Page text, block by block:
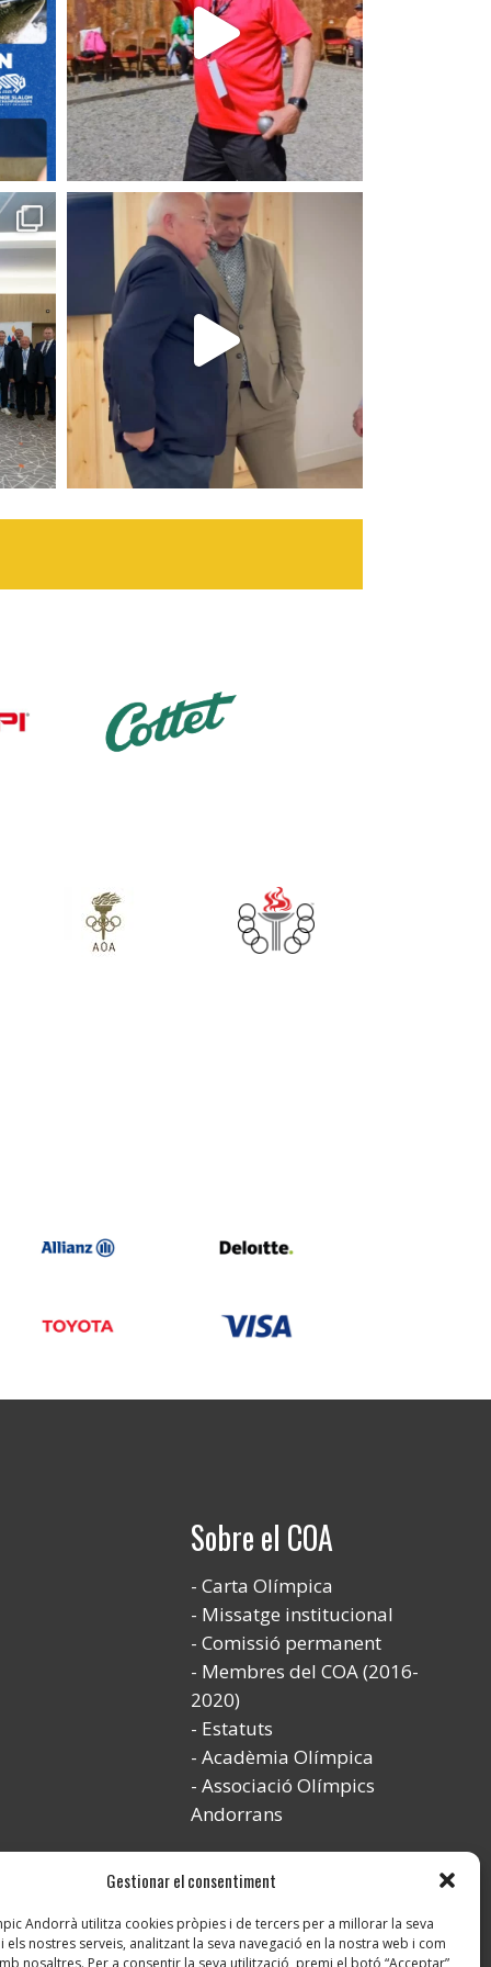
Gestionar el consentiment
Andorrà utilitza cookies pròpies i de tercers per a millorar la seva
els nostres serveis, analitzant la seva navegació en la nostra web i com
nosaltres. Per a consentir la seva utilització, premi el botó “Acceptar”
Sobre el COA
Carta Olímpica
Missatge institucional
Comissió permanent
Membres del COA (2016-
2020)
Estatuts
Acadèmia Olímpica
Associació Olímpics
Andorrans